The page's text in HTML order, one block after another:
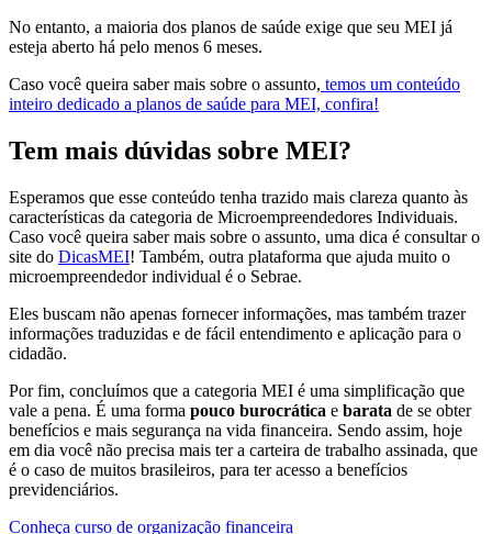
No entanto, a maioria dos planos de saúde exige que seu MEI já
esteja aberto há pelo menos 6 meses.
Caso você queira saber mais sobre o assunto, temos um conteúdo
inteiro dedicado a planos de saúde para MEI, confira!
Tem mais dúvidas sobre MEI?
Esperamos que esse conteúdo tenha trazido mais clareza quanto às
características da categoria de Microempreendedores Individuais.
Caso você queira saber mais sobre o assunto, uma dica é consultar o
site do DicasMEI! Também, outra plataforma que ajuda muito o
microempreendedor individual é o Sebrae.
Eles buscam não apenas fornecer informações, mas também trazer
informações traduzidas e de fácil entendimento e aplicação para o
cidadão.
Por fim, concluímos que a categoria MEI é uma simplificação que
vale a pena. É uma forma pouco burocrática e barata de se obter
benefícios e mais segurança na vida financeira. Sendo assim, hoje
em dia você não precisa mais ter a carteira de trabalho assinada, que
é o caso de muitos brasileiros, para ter acesso a benefícios
previdenciários.
Conheça curso de organização financeira